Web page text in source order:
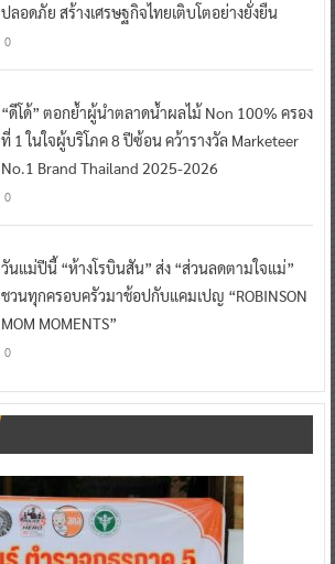
ปลอดภัย สร้างเศรษฐกิจไทยเติบโตอย่างยั่งยืน
0
“ดีโด้” ตอกย้ำผู้นำตลาดน้ำผลไม้ Non 100% ครอง
ที่ 1 ในใจผู้บริโภค 8 ปีซ้อน คว้ารางวัล Marketeer
No.1 Brand Thailand 2025-2026
0
วันแม่ปีนี้ “ห้างโรบินสัน” ส่ง “ส่วนลดตามใจแม่”
ชวนทุกครอบครัวมาช้อปกับแคมเปญ “ROBINSON
MOM MOMENTS”
0